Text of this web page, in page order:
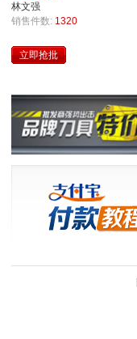
林文强
销售件数: 1320
立即抢批